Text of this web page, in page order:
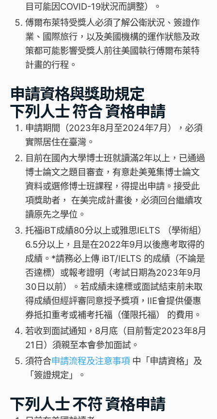
目可能因COVID-19狀況而調整）。
傅爾布萊特受獎人必須了解公衛狀況、簽證作
業、國際旅行，以及美國機構的運作狀態及政
策都可能影響受獎人前往美國執行傅爾布萊特
計畫的行程。
申請資格與獎助規定
下列人士符合資格申請
申請期間（2023年8月至2024年7月），必須
實際居住在臺灣。
目前在國內大學博士班就讀滿2年以上，已通過
博士論文之題目審查，有意赴美蒐集博士論文
資料或選修博士班課程，得提出申請。接受此
項獎助者， 在美完成計畫後，必須回台繼續攻
讀原先之學位。
托福iBT成績80分以上或雅思IELTS （學術組）
6.5分以上，且是在2022年9月以後應考取得的
成績。*請務必上傳 iBT/IELTS 的成績（不論是
否達標）或報考證明（考試日期為2023年9月
30日以前）。若成績未達標或面試結束前未取
得成績但經評審同意授予獎項，IIE會提供優惠
券抵扣重考或補考托福（僅限托福） 的費用。
若收到面試通知，8月底（目前暫定2023年8月
21日）須親至本會參加面試。
須符合申請流程及注意事項 中「申請資格」及
「簽證規定」。
下列人士不符資格申請